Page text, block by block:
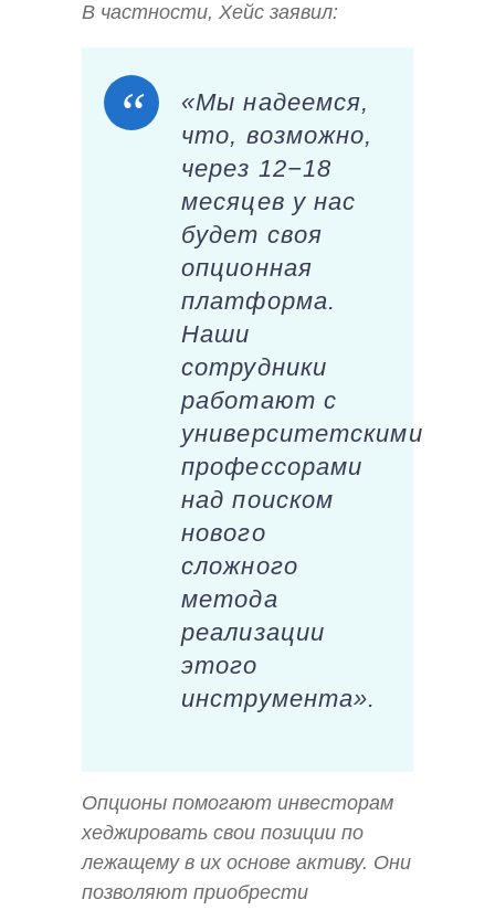
В частности, Хейс заявил:
«Мы надеемся,
что, возможно,
через 12−18
месяцев у нас
будет своя
опционная
платформа.
Наши
сотрудники
работают с
университетскими
профессорами
над поиском
нового
сложного
метода
реализации
этого
инструмента».
Опционы помогают инвесторам
хеджировать свои позиции по
лежащему в их основе активу. Они
позволяют приобрести